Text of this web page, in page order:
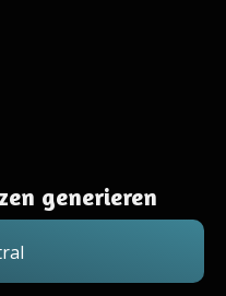
generieren